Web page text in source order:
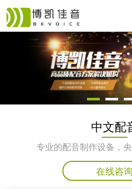
中文配
专业的配音制作设备，
在线咨询